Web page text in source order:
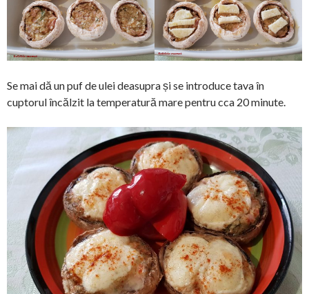
Se mai dă un puf de ulei deasupra și se introduce tava în
cuptorul încălzit la temperatură mare pentru cca 20 minute.